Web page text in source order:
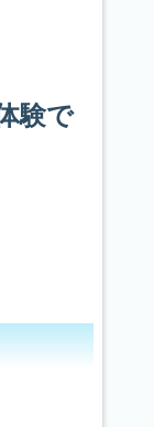
験で